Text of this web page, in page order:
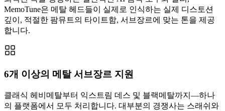
MemoTune은 메탈 헤드들이 실제로 인식하는 실제 디스토션
깊이, 적절한 팜뮤트의 타이트함, 서브장르에 맞는 톤을 제공
합니다.
6개 이상의 메탈 서브장르 지원
클래식 헤비메탈부터 익스트림 데스 및 블랙메탈까지—하나
의 플랫폼에서 모두 처리합니다. 대부분의 경쟁사는 스래쉬와